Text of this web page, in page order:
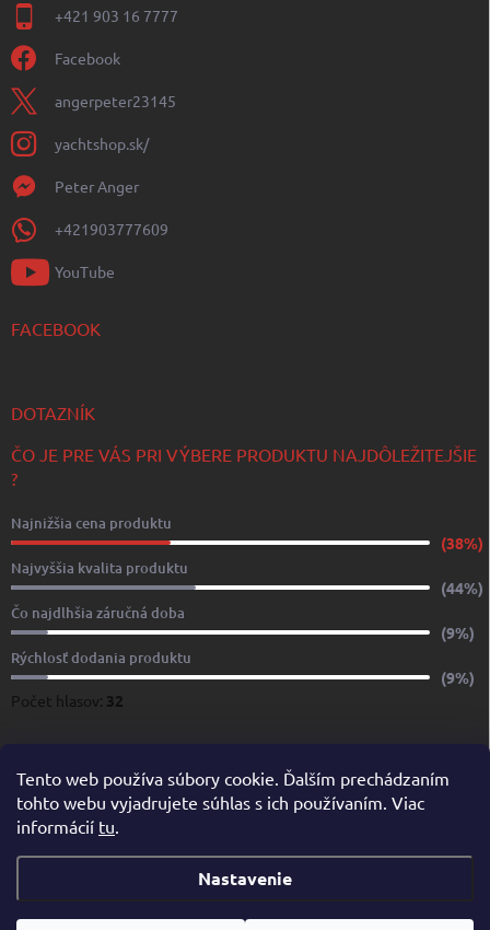
Tento web používa súbory cookie. Ďalším prechádzaním
tohto webu vyjadrujete súhlas s ich používaním. Viac
informácií tu.
Nastavenie
+421 903 16 7777
Facebook
angerpeter23145
yachtshop.sk/
Peter Anger
+421903777609
YouTube
FACEBOOK
DOTAZNÍK
ČO JE PRE VÁS PRI VÝBERE PRODUKTU NAJDÔLEŽITEJŠIE
?
Najnižšia cena produktu
(38%)
Najvyššia kvalita produktu
(44%)
Čo najdlhšia záručná doba
(9%)
Rýchlosť dodania produktu
(9%)
Počet hlasov: 32
www.yachtshop.sk www.limoservices.sk www.taxisluzba.com
www.airporttaxi.sk www.taxischwechat.sk
Copyright 2026YACHTSHOP.SK. Všetky práva vyhradené.Upraviť